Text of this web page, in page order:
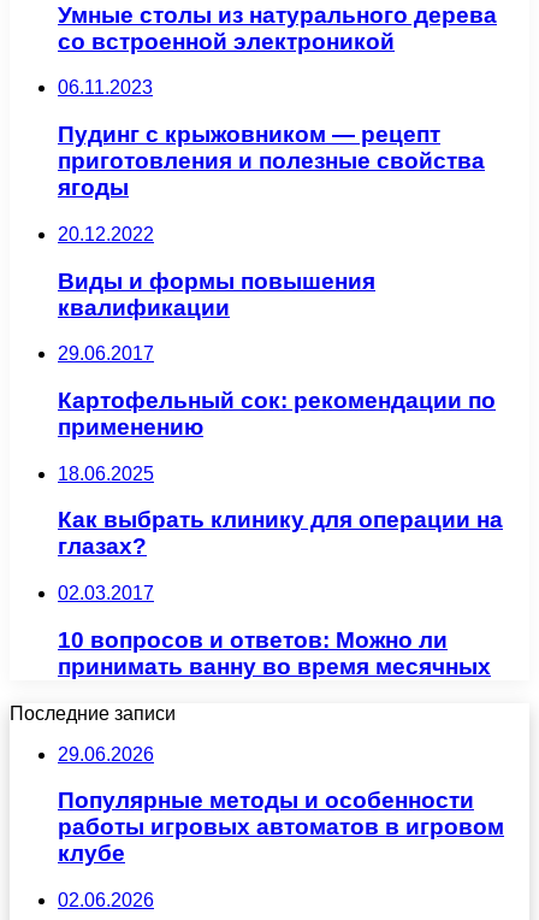
Умные столы из натурального дерева
со встроенной электроникой
06.11.2023
Пудинг с крыжовником — рецепт
приготовления и полезные свойства
ягоды
20.12.2022
Виды и формы повышения
квалификации
29.06.2017
Картофельный сок: рекомендации по
применению
18.06.2025
Как выбрать клинику для операции на
глазах?
02.03.2017
10 вопросов и ответов: Можно ли
принимать ванну во время месячных
Последние записи
29.06.2026
Популярные методы и особенности
работы игровых автоматов в игровом
клубе
02.06.2026